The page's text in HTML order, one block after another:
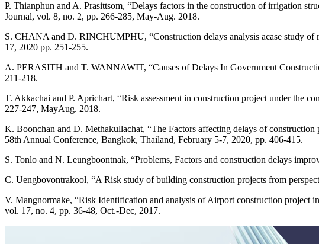
P. Thianphun and A. Prasittsom, “Delays factors in the construction of irrigation
Journal, vol. 8, no. 2, pp. 266-285, May-Aug. 2018.
S. CHANA and D. RINCHUMPHU, “Construction delays analysis acase study
17, 2020 pp. 251-255.
A. PERASITH and T. WANNAWIT, “Causes of Delays In Government
211-218.
T. Akkachai and P. Aprichart, “Risk assessment in construction project under the
227-247, MayAug. 2018.
K. Boonchan and D. Methakullachat, “The Factors affecting delays of
58th Annual Conference, Bangkok, Thailand, February 5-7, 2020, pp. 406-415.
S. Tonlo and N. Leungboontnak, “Problems, Factors and construction delays
C. Uengbovontrakool, “A Risk study of building construction projects from
V. Mangnormake, “Risk Identification and analysis of Airport construction
vol. 17, no. 4, pp. 36-48, Oct.-Dec, 2017.